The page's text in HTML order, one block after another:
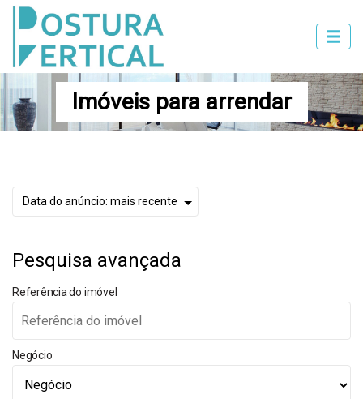
Imóveis para arrendar
Pesquisa avançada
Referência do imóvel
Negócio